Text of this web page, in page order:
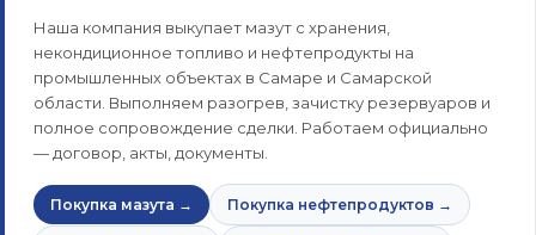
Наша компания выкупает мазут с хранения,
некондиционное топливо и нефтепродукты на
промышленных объектах в Самаре и Самарской
области. Выполняем разогрев, зачистку резервуаров и
полное сопровождение сделки. Работаем официально
— договор, акты, документы.
Покупка мазута → Покупка нефтепродуктов →